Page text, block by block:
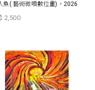
魚( 藝術微噴數位畫)，2026
2,500